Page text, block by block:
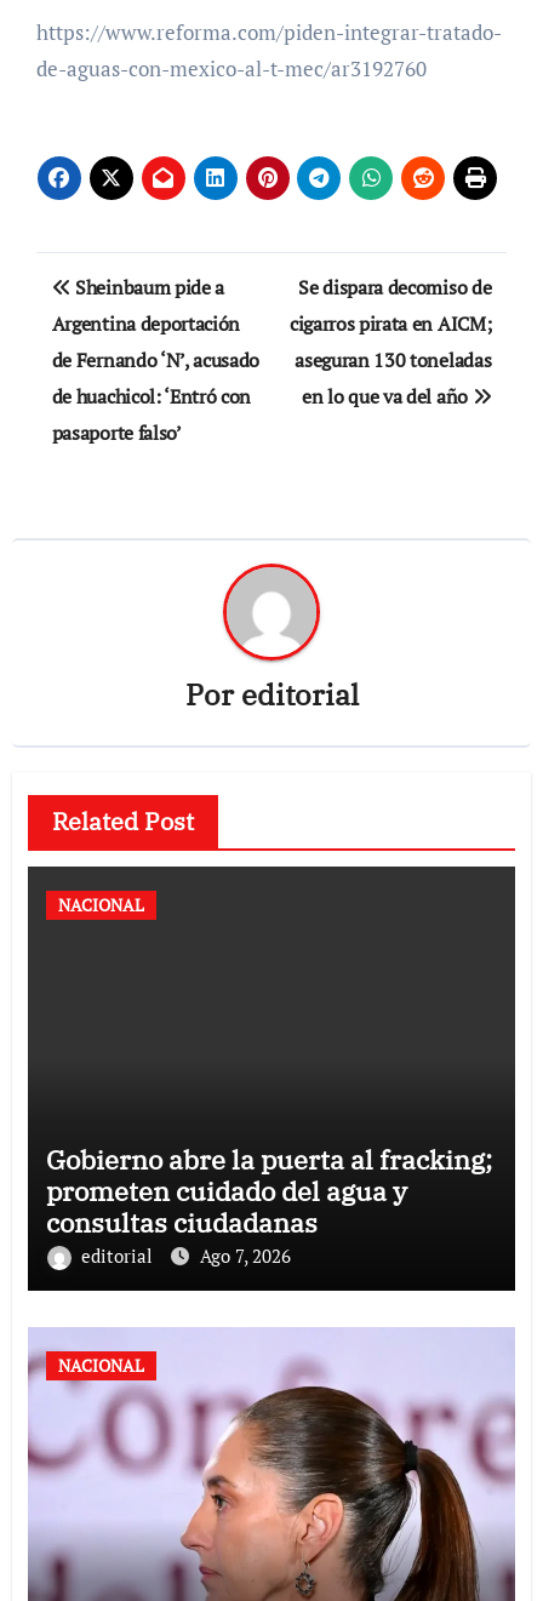
https://www.reforma.com/piden-integrar-tratado-
de-aguas-con-mexico-al-t-mec/ar3192760
Navegación
de
entradas
Sheinbaum pide a
Argentina deportación
de Fernando ‘N’, acusado
de huachicol: ‘Entró con
pasaporte falso’
Se dispara decomiso de
cigarros pirata en AICM;
aseguran 130 toneladas
en lo que va del año
Poreditorial
Related Post
NACIONAL
Gobierno abre la puerta al fracking;
prometen cuidado del agua y
consultas ciudadanas
editorial Ago 7, 2026
NACIONAL